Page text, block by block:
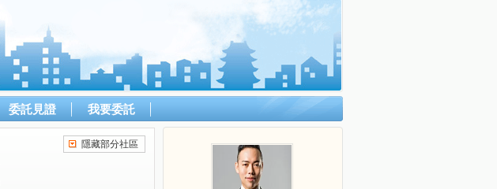
委託見證 我要委託
隱藏部分社區